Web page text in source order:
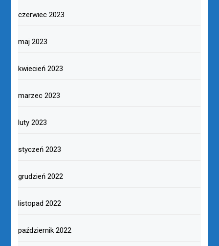
czerwiec 2023
maj 2023
kwiecień 2023
marzec 2023
luty 2023
styczeń 2023
grudzień 2022
listopad 2022
październik 2022